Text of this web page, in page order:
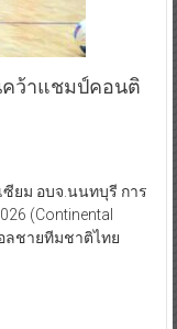
คว้าแชมป์คอนติ
ซียม อบจ.นนทบุรี การ
(Continental
ลชายทีมชาติไทย